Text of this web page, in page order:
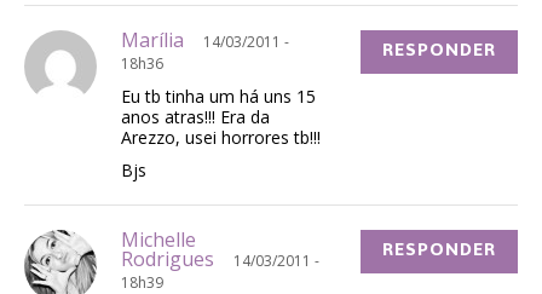
Marília
14/03/2011 -
18h36
Eu tb tinha um há uns 15
anos atras!!! Era da
Arezzo, usei horrores tb!!!
Bjs
RESPONDER
Michelle
Rodrigues
14/03/2011 -
18h39
RESPONDER